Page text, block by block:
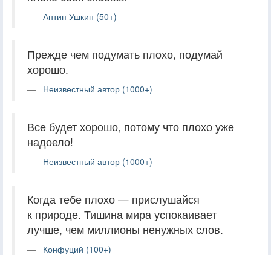
Антип Ушкин (50+)
Прежде чем подумать плохо, подумай
хорошо.
Неизвестный автор (1000+)
Все будет хорошо, потому что плохо уже
надоело!
Неизвестный автор (1000+)
Когда тебе плохо — прислушайся
к природе. Тишина мира успокаивает
лучше, чем миллионы ненужных слов.
Конфуций (100+)